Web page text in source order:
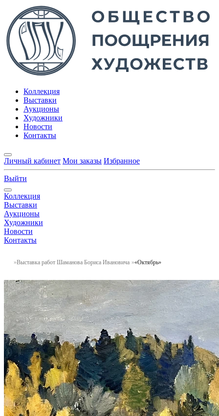
Коллекция
Выставки
Аукционы
Художники
Новости
Контакты
Личный кабинет Мои заказы Избранное
Выйти
Коллекция
Выставки
Аукционы
Художники
Новости
Контакты
Выставка работ Шаманова Бориса Ивановича «Октябрь»